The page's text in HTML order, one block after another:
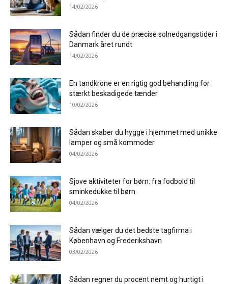
14/02/2026
Sådan finder du de præcise solnedgangstider i
Danmark året rundt
14/02/2026
En tandkrone er en rigtig god behandling for
stærkt beskadigede tænder
10/02/2026
Sådan skaber du hygge i hjemmet med unikke
lamper og små kommoder
04/02/2026
Sjove aktiviteter for børn: fra fodbold til
sminkedukke til børn
04/02/2026
Sådan vælger du det bedste tagfirma i
København og Frederikshavn
03/02/2026
Sådan regner du procent nemt og hurtigt i